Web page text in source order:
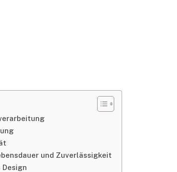
und Zuverlässigkeit